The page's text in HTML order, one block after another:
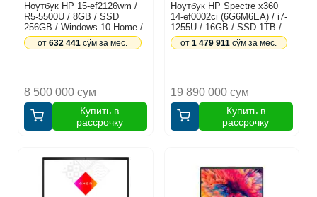
Ноутбук HP 15-ef2126wm /
R5-5500U / 8GB / SSD
256GB / Windows 10 Home /
15.6", синий
8 500 000 сум
от632 441 сўм за мес.
Купить в
рассрочку
Ноутбук HP Spectre x360
14-ef0002ci (6G6M6EA) / i7-
1255U / 16GB / SSD 1TB /
Touch 360° / Windows 11
Home / 13.5", синий
19 890 000 сум
от1 479 911 сўм за мес.
Купить в
рассрочку